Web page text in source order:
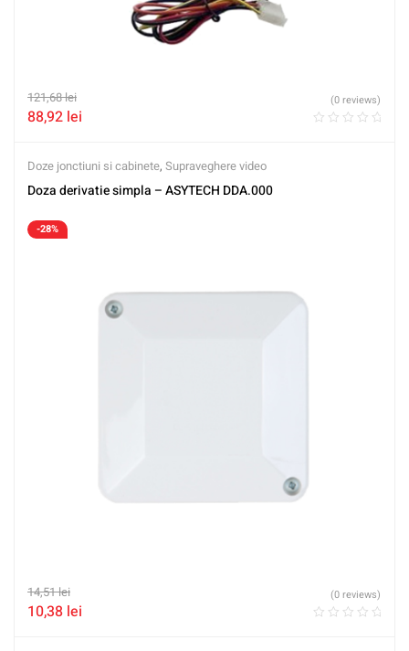
121,68lei
88,92 lei
(0 reviews)
Doze jonctiuni si cabinete, Supraveghere video
Doza derivatie simpla – ASYTECH DDA.000
-28%
14,51lei
10,38 lei
(0 reviews)